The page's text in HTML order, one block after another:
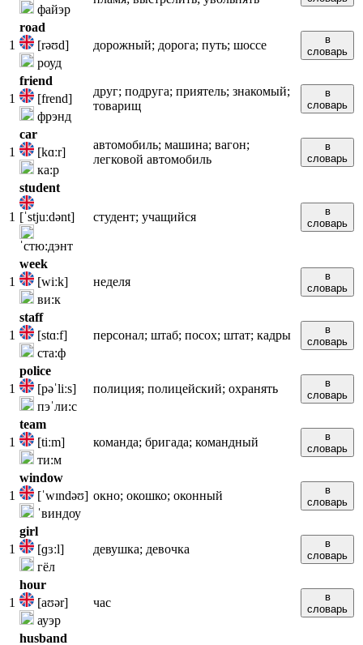
файэр
1
road
[rəʊd]
роуд
дорожный; дорога; путь; шоссе
в
словарь
1
friend
[frend]
фрэнд
друг; подруга; приятель; знакомый;
товарищ
в
словарь
1
car
[kɑːr]
ка:р
автомобиль; машина; вагон;
легковой автомобиль
в
словарь
1
student
[ˈstjuːdənt]
ˈстю:дэнт
студент; учащийся
в
словарь
1
week
[wiːk]
ви:к
неделя
в
словарь
1
staff
[stɑːf]
ста:ф
персонал; штаб; посох; штат; кадры
в
словарь
1
police
[pəˈliːs]
пэˈли:с
полиция; полицейский; охранять
в
словарь
1
team
[tiːm]
ти:м
команда; бригада; командный
в
словарь
1
window
[ˈwɪndəʊ]
ˈвиндоу
окно; окошко; оконный
в
словарь
1
girl
[ɡɜːl]
гёл
девушка; девочка
в
словарь
1
hour
[aʊər]
ауэр
час
в
словарь
husband